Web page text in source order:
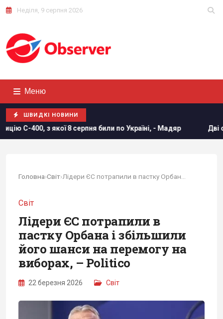
Неділя, 9 серпня 2026
Меню
ШВИДКІ НОВИНИ
били по Україні, - Мадяр Дві океанічні аномалії
Головна›Світ›
Світ
Лідери ЄС потрапили в
пастку Орбана і збільшили
його шанси на перемогу на
виборах, – Politico
22 березня 2026 Світ